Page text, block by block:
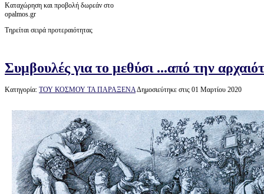
Καταχώρηση και προβολή δωρεάν στο
opalmos.gr
Τηρείται σειρά προτεραιότητας
Συμβουλές για το μεθύσι ...από την
Κατηγορία: ΤΟΥ ΚΟΣΜΟΥ ΤΑ ΠΑΡΑΞΕΝΑΔημοσιεύτηκε στις 01 Μαρτίου 2020